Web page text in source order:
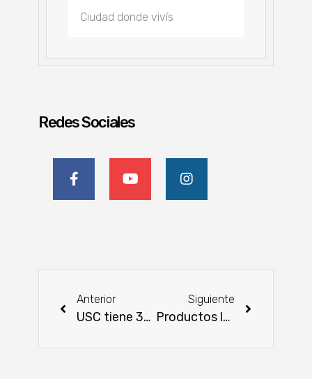
Redes Sociales
Anterior
USC tiene 300 nuevos flamantes egresados
Siguiente
Productos lácteos podrían ser exportados al mercado taiwanés